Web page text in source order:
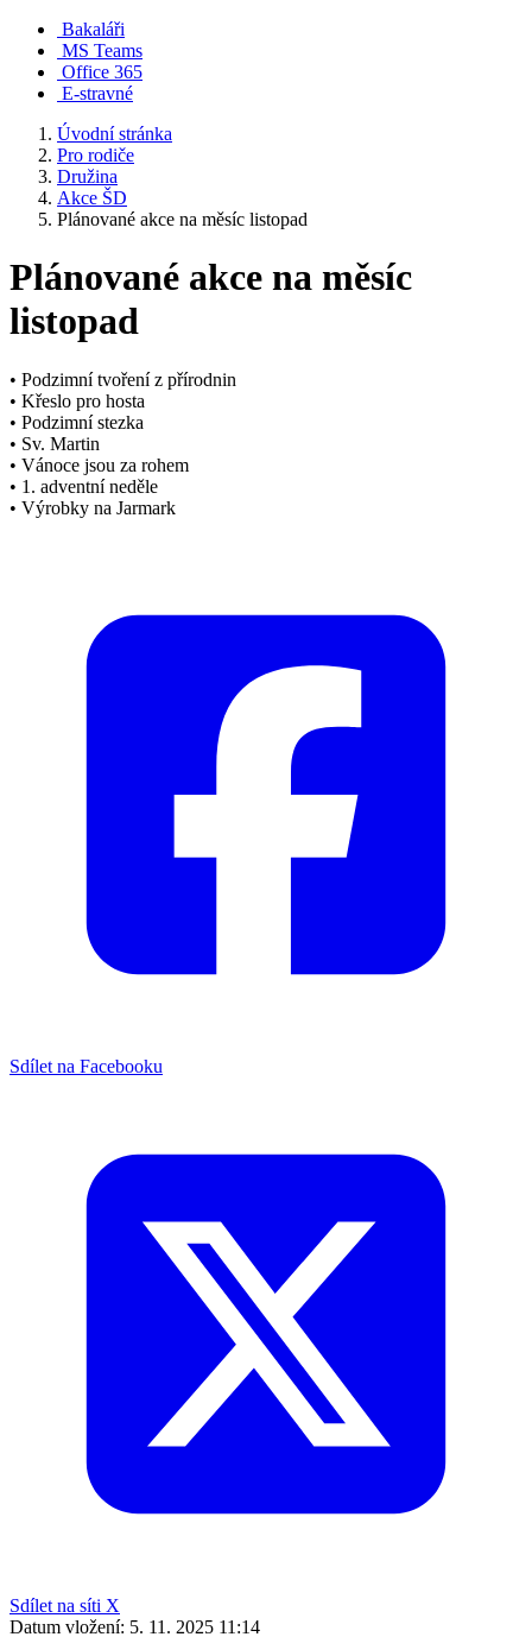
Bakaláři
MS Teams
Office 365
E-stravné
Úvodní stránka
Pro rodiče
Družina
Akce ŠD
Plánované akce na měsíc listopad
Plánované akce na měsíc
listopad
• Podzimní tvoření z přírodnin
• Křeslo pro hosta
• Podzimní stezka
• Sv. Martin
• Vánoce jsou za rohem
• 1. adventní neděle
• Výrobky na Jarmark
Sdílet na Facebooku
Sdílet na síti X
Datum vložení: 5. 11. 2025 11:14